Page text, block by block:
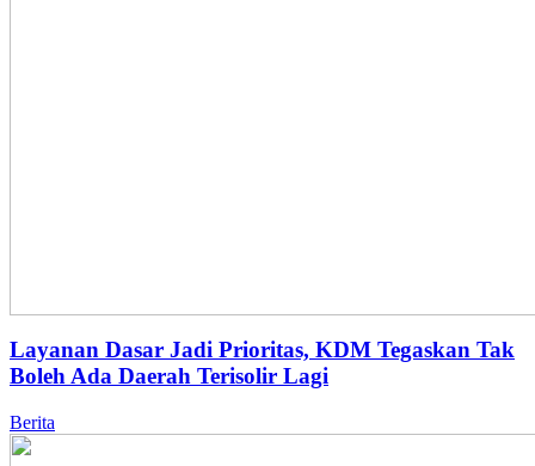
Layanan Dasar Jadi Prioritas, KDM Tegaskan Tak
Boleh Ada Daerah Terisolir Lagi
Berita